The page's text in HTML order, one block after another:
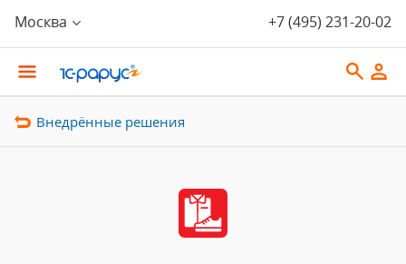
Москва +7 (495) 231-20-02
Внедрённые решения